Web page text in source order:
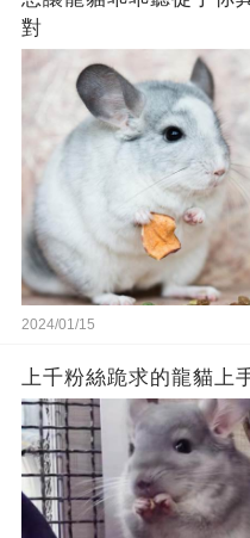
對
2024/01/15
上千粉絲跪求的龍貓上